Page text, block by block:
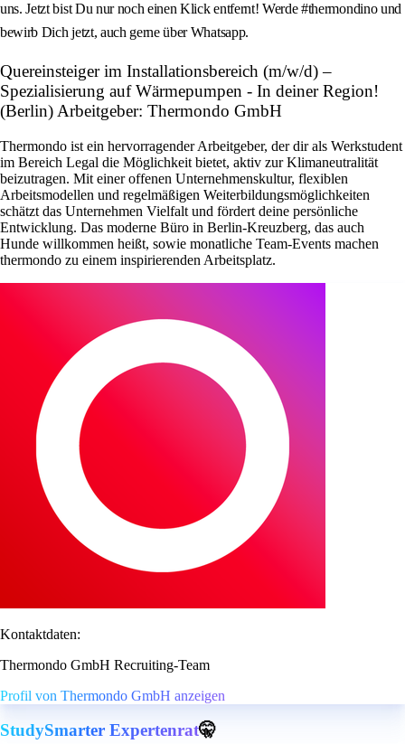
uns. Jetzt bist Du nur noch einen Klick entfernt! Werde #thermondino und
bewirb Dich jetzt, auch gerne über Whatsapp.
Quereinsteiger im Installationsbereich (m/w/d) –
Spezialisierung auf Wärmepumpen - In deiner Region!
(Berlin) Arbeitgeber: Thermondo GmbH
Thermondo ist ein hervorragender Arbeitgeber, der dir als Werkstudent
im Bereich Legal die Möglichkeit bietet, aktiv zur Klimaneutralität
beizutragen. Mit einer offenen Unternehmenskultur, flexiblen
Arbeitsmodellen und regelmäßigen Weiterbildungsmöglichkeiten
schätzt das Unternehmen Vielfalt und fördert deine persönliche
Entwicklung. Das moderne Büro in Berlin-Kreuzberg, das auch
Hunde willkommen heißt, sowie monatliche Team-Events machen
thermondo zu einem inspirierenden Arbeitsplatz.
Kontaktdaten:
Thermondo GmbH Recruiting-Team
Profil von Thermondo GmbH anzeigen
StudySmarter Expertenrat🤫